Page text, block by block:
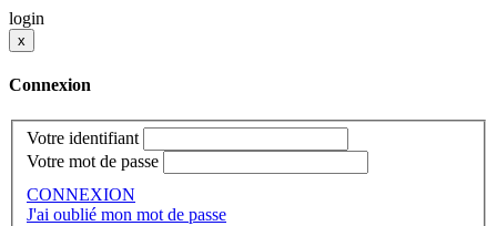
login
x
Connexion
Votre identifiant
Votre mot de passe
CONNEXION
J'ai oublié mon mot de passe